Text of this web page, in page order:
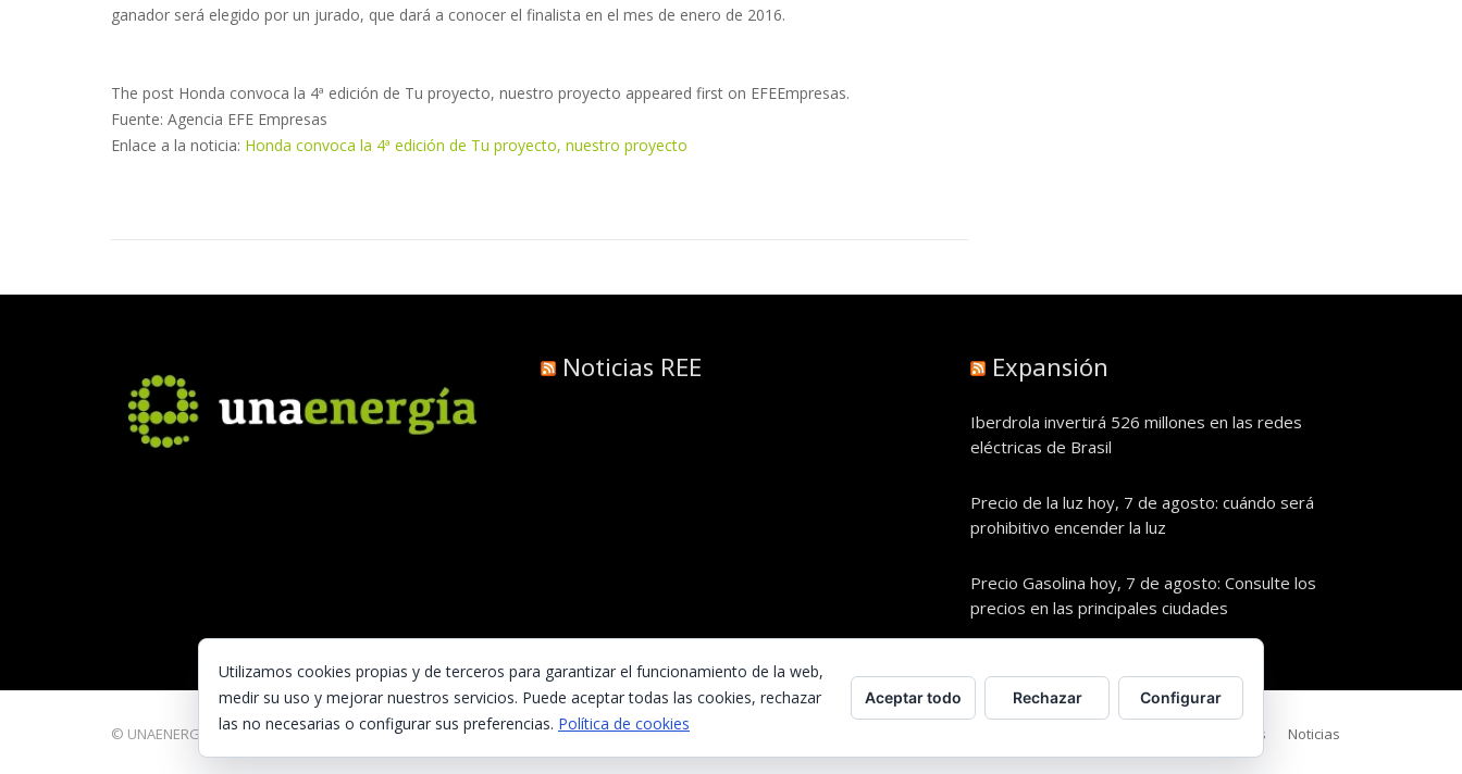
ganador será elegido por un jurado, que dará a conocer el finalista en el mes de enero de 2016.
The post Honda convoca la 4ª edición de Tu proyecto, nuestro proyecto appeared first on EFEEmpresas.
Fuente: Agencia EFE Empresas
Enlace a la noticia: Honda convoca la 4ª edición de Tu proyecto, nuestro proyecto
Noticias REE Expansión
Iberdrola invertirá 526 millones en las redes
eléctricas de Brasil
Precio de la luz hoy, 7 de agosto: cuándo será
prohibitivo encender la luz
Precio Gasolina hoy, 7 de agosto: Consulte los
precios en las principales ciudades
© UNAENERGÍA, S.L. Inicio Contacta con nosotros Política de cookies Noticias
Utilizamos cookies propias y de terceros para garantizar el funcionamiento de la web,
medir su uso y mejorar nuestros servicios. Puede aceptar todas las cookies, rechazar
las no necesarias o configurar sus preferencias. Política de cookies
Aceptar todo Rechazar Configurar